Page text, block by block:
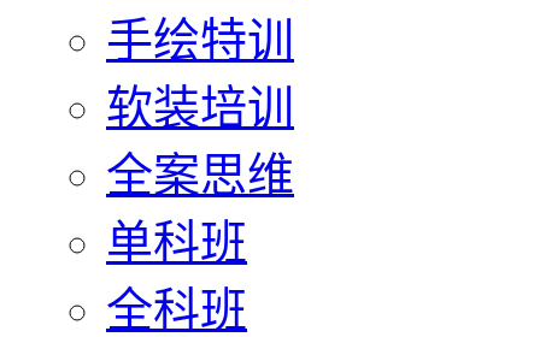
手绘特训
软装培训
全案思维
单科班
全科班